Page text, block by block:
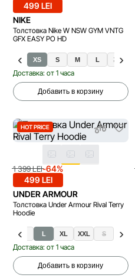
499 LEI
NIKE
Толстовка Nike W NSW GYM VNTG
GFX EASY PO HD
XS S M L XL
Доставка: от 1 часа
Добавить в корзину
HOT PRICE
1 399 LEI-64%
499 LEI
UNDER ARMOUR
Толстовка Under Armour Rival Terry
Hoodie
M L XL XXL S
Доставка: от 1 часа
Добавить в корзину
XS